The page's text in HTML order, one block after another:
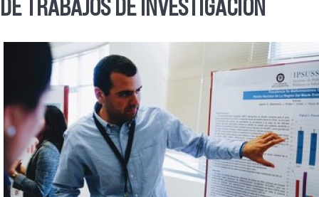
DE TRABAJOS DE INVESTIGACIÓN
invest.jpg